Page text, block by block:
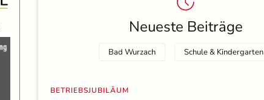
Neueste Beiträge
Bad Wurzach Schule & Kindergarten
BETRIEBSJUBILÄUM